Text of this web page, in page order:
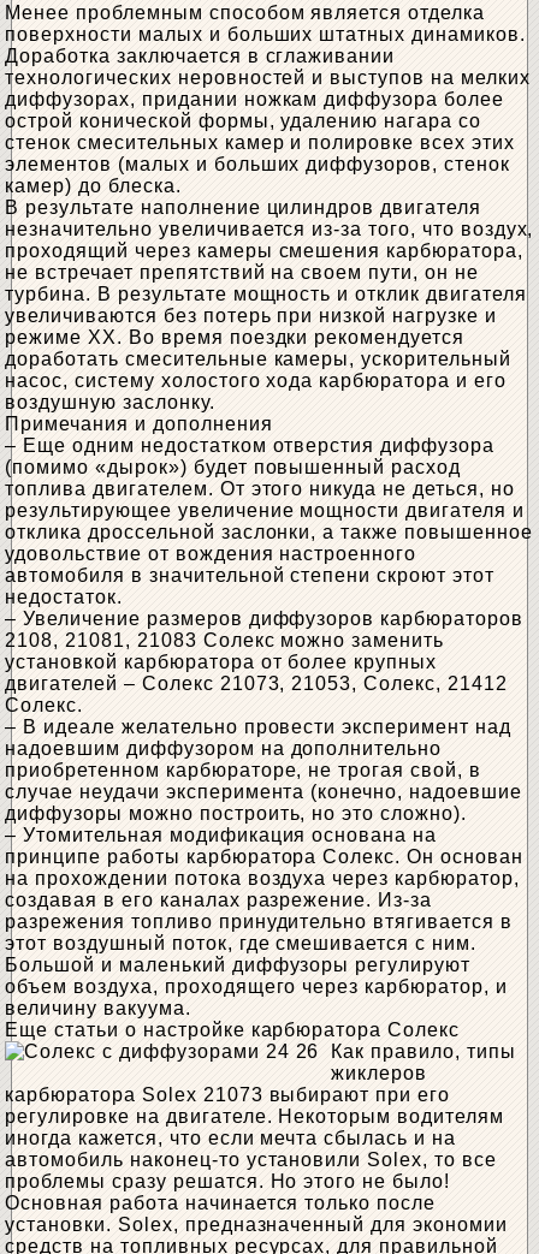
Менее проблемным способом является отделка
поверхности малых и больших штатных динамиков.
Доработка заключается в сглаживании
технологических неровностей и выступов на мелких
диффузорах, придании ножкам диффузора более
острой конической формы, удалению нагара со
стенок смесительных камер и полировке всех этих
элементов (малых и больших диффузоров, стенок
камер) до блеска.
В результате наполнение цилиндров двигателя
незначительно увеличивается из-за того, что воздух,
проходящий через камеры смешения карбюратора,
не встречает препятствий на своем пути, он не
турбина. В результате мощность и отклик двигателя
увеличиваются без потерь при низкой нагрузке и
режиме ХХ. Во время поездки рекомендуется
доработать смесительные камеры, ускорительный
насос, систему холостого хода карбюратора и его
воздушную заслонку.
Примечания и дополнения
– Еще одним недостатком отверстия диффузора
(помимо «дырок») будет повышенный расход
топлива двигателем. От этого никуда не деться, но
результирующее увеличение мощности двигателя и
отклика дроссельной заслонки, а также повышенное
удовольствие от вождения настроенного
автомобиля в значительной степени скроют этот
недостаток.
– Увеличение размеров диффузоров карбюраторов
2108, 21081, 21083 Солекс можно заменить
установкой карбюратора от более крупных
двигателей – Солекс 21073, 21053, Солекс, 21412
Солекс.
– В идеале желательно провести эксперимент над
надоевшим диффузором на дополнительно
приобретенном карбюраторе, не трогая свой, в
случае неудачи эксперимента (конечно, надоевшие
диффузоры можно построить, но это сложно).
– Утомительная модификация основана на
принципе работы карбюратора Солекс. Он основан
на прохождении потока воздуха через карбюратор,
создавая в его каналах разрежение. Из-за
разрежения топливо принудительно втягивается в
этот воздушный поток, где смешивается с ним.
Большой и маленький диффузоры регулируют
объем воздуха, проходящего через карбюратор, и
величину вакуума.
Еще статьи о настройке карбюратора Солекс
Как правило, типы
жиклеров
карбюратора Solex 21073 выбирают при его
регулировке на двигателе. Некоторым водителям
иногда кажется, что если мечта сбылась и на
автомобиль наконец-то установили Solex, то все
проблемы сразу решатся. Но этого не было!
Основная работа начинается только после
установки. Solex, предназначенный для экономии
средств на топливных ресурсах, для правильной